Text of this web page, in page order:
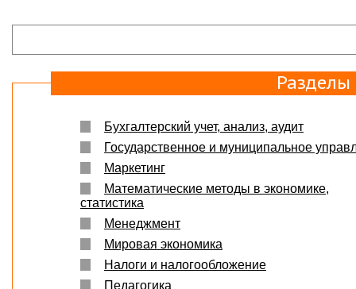
Бухгалтерский учет, анализ, аудит
Государственное и муниципальное
Маркетинг
Математические методы в экономике,
статистика
Менеджмент
Мировая экономика
Налоги и налогообложение
Педагогика